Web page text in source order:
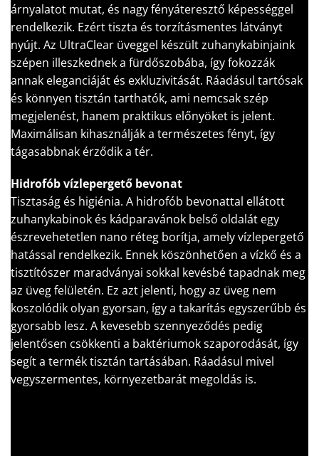
árnyalatot mutat, és nagy fényáteresztő képességgel
rendelkezik. Ezért tiszta és torzításmentes látványt
nyújt. Az UltraClear üveggel készült zuhanykabinjaink
szépen illeszkednek a fürdőszobába, így fokozzák
annak eleganciáját és exkluzivitását. Ráadásul tartósak
és könnyen tisztán tarthatók, ami nemcsak szép
megjelenést, hanem praktikus előnyöket is jelent.
Maximálisan kihasználják a természetes fényt, így
tágasabbnak érződik a tér.
Hidrofób vízlepergető bevonat
Tisztaság és higiénia. A hidrofób bevonattal ellátott
zuhanykabinok és kádparavánok belső oldalát egy
észrevehetetlen nano réteg borítja, amely vízlepergető
hatással rendelkezik. Ennek köszönhetően a vízkő és a
tisztítószer maradványai sokkal kevésbé tapadnak meg
az üveg felületén. Ez azt jelenti, hogy az üveg nem
koszolódik olyan gyorsan, így a takarítás egyszerűbb és
gyorsabb lesz. A kevesebb szennyeződés pedig
jelentősen csökkenti a baktériumok szaporodását, így
segít a termék tisztán tartásában. Ráadásul mivel
vegyszermentes, környezetbarát megoldás is.